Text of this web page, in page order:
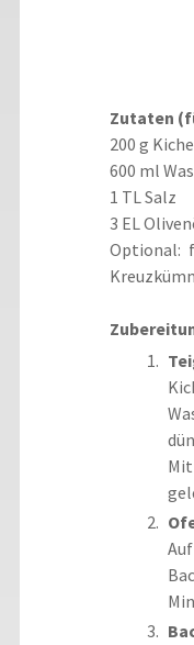
Zutaten
200 g
600 ml
1 TL Salz
3 EL
Optional:
Auf